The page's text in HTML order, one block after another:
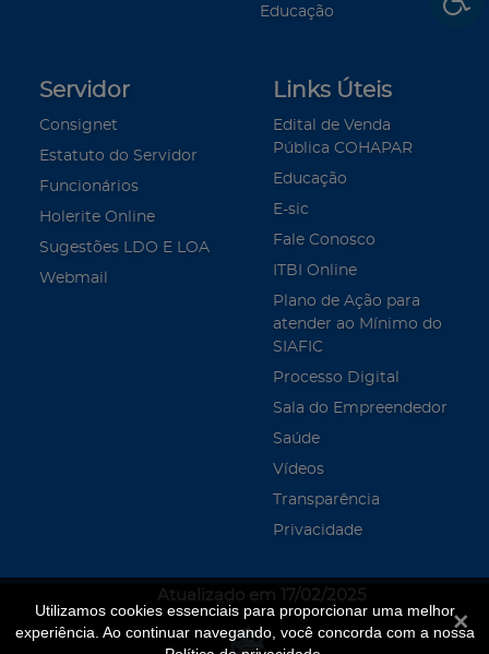
Utilizamos cookies essenciais para proporcionar uma melhor
experiência. Ao continuar navegando, você concorda com a nossa
Educação
Servidor
Consignet
Estatuto do Servidor
Funcionários
Holerite Online
Sugestões LDO E LOA
Webmail
Links Úteis
Edital de Venda
Pública COHAPAR
Educação
E-sic
Fale Conosco
ITBI Online
Plano de Ação para
atender ao Mínimo do
SIAFIC
Processo Digital
Sala do Empreendedor
Saúde
Vídeos
Transparência
Privacidade
Atualizado em 17/02/2025